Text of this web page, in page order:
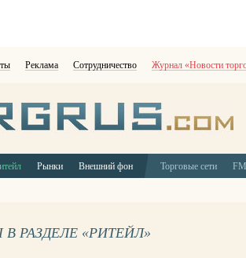
Реклама Сотрудничество Журнал «Новости
Рынки Внешний фон Торговые сети
РАЗДЕЛЕ «РИТЕЙЛ»